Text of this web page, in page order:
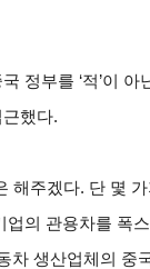
정부를 ‘적’이 아
근했다.
해주겠다. 단 몇
업의 관용차를 폭
차 생산업체의 중